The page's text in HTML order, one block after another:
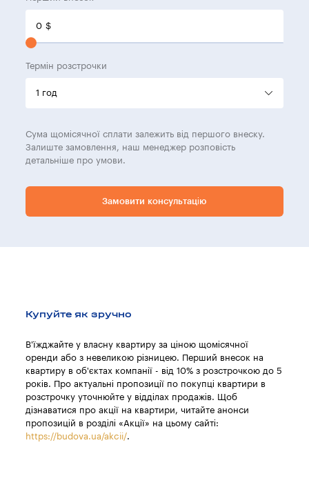
0 $
Термін розстрочки
Сума щомісячної сплати залежить від першого внеску.
Залиште замовлення, наш менеджер розповість
детальніше про умови.
Замовити консультацію
Купуйте як зручно
В'їжджайте у власну квартиру за ціною щомісячної
оренди або з невеликою різницею. Перший внесок на
квартиру в об'єктах компанії - від 10% з розстрочкою до 5
років. Про актуальні пропозиції по покупці квартири в
розстрочку уточнюйте у відділах продажів. Щоб
дізнаватися про акції на квартири, читайте анонси
пропозицій в розділі «Акції» на цьому сайті:
https://budova.ua/akcii/.